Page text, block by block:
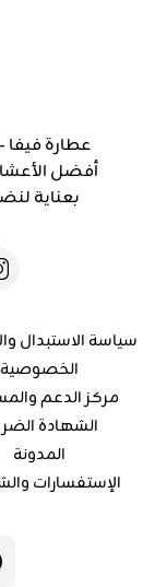
أفضل
بعناية
سياسة الاستبدال
الخصوصية
مركز الدعم
الشهادة
المدونة
الإستفسارات